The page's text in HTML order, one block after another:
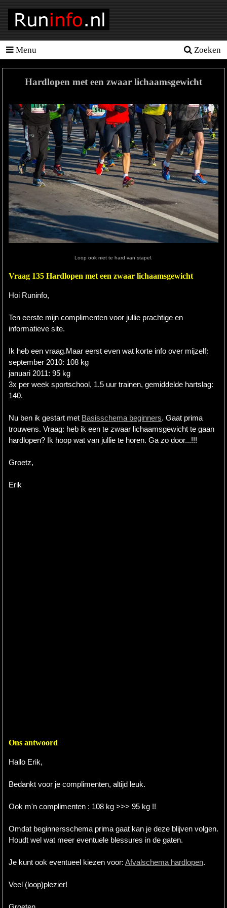
Menu Zoeken
Homepage
Hardloopschema's
Hardloopblessures
Hartslagmeter
Wedstrijden
Sportvoeding
Ideale
Site
Hardlopen met een zwaar lichaamsgewicht
Loop ook niet te hard van stapel.
Vraag 135 Hardlopen met een zwaar lichaamsgewicht
Hoi Runinfo,
Ten eerste mijn complimenten voor jullie prachtige en
informatieve site.
Ik heb een vraag.Maar eerst even wat korte info over mijzelf:
september 2010: 108 kg
januari 2011: 95 kg
3x per week sportschool, 1.5 uur trainen, gemiddelde hartslag:
140.
Nu ben ik gestart met Basisschema beginners. Gaat prima
trouwens. Vraag: heb ik een te zwaar lichaamsgewicht te gaan
hardlopen? Ik hoop wat van jullie te horen. Ga zo door...!!!
Groetz,
Erik
Ons antwoord
Hallo Erik,
Bedankt voor je complimenten, altijd leuk.
Ook m'n complimenten : 108 kg >>> 95 kg !!
Omdat beginnersschema prima gaat kan je deze blijven volgen.
Houdt wel wat meer eventuele blessures in de gaten.
Je kunt ook eventueel kiezen voor: Afvalschema hardlopen.
Veel (loop)plezier!